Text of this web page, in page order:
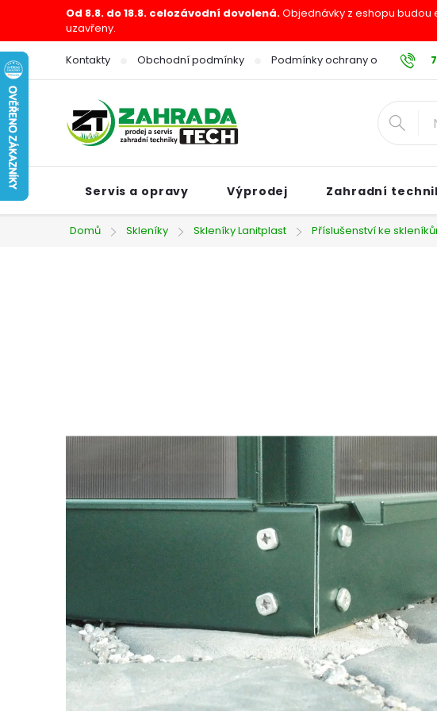
obsah
Od 8.8. do 18.8. celozávodní dovolená.Objednávky z eshopu budou
uzavřeny.
Kontakty Obchodní podmínky Podmínky ochrany osobních
Servis a opravy Výprodej Zahradní
Domů Skleníky Skleníky Lanitplast Příslušenství ke